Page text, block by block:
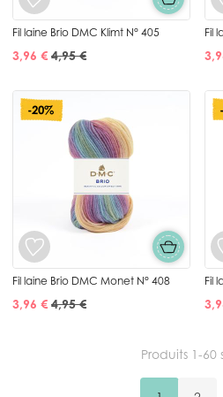
Fil laine Brio DMC Klimt N° 405
3,96 € 4,95 €
Fil
-20%
Fil laine Brio DMC Monet N° 408
3,96 € 4,95 €
Fil
Produits 1-60